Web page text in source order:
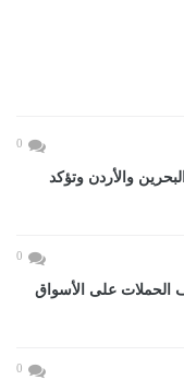
0
والأردن وتؤكد
0
الحملات على الأسواق
0